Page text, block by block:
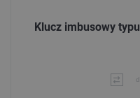
Klucz imbusowy